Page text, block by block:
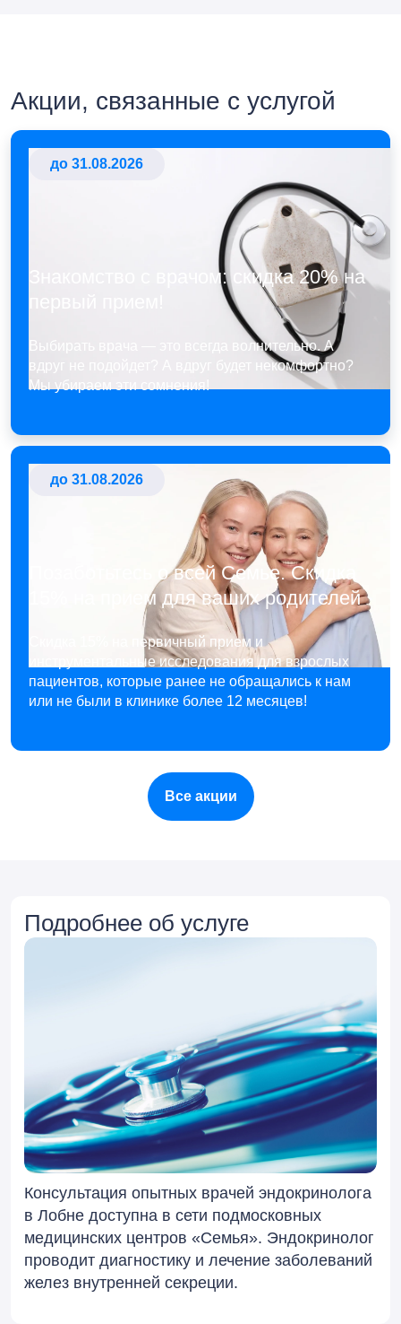
Акции, связанные с услугой
до 31.08.2026
Знакомство с врачом: скидка 20% на
Выбирать врача — это всегда волнительно. А
вдруг не подойдет? А вдруг будет некомфортно?
Мы убираем эти сомнения!
до 31.08.2026
Позаботьтесь о всей Семье. Скидка
15% на прием для ваших родителей
Скидка 15% на первичный прием и
инструментальные исследования для взрослых
пациентов, которые ранее не обращались к нам
или не были в клинике более 12 месяцев!
Все акции
Подробнее об услуге
Консультация опытных врачей эндокринолога
в Лобне доступна в сети подмосковных
медицинских центров «Семья». Эндокринолог
проводит диагностику и лечение заболеваний
желез внутренней секреции.